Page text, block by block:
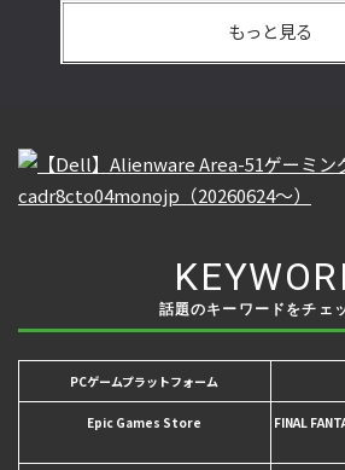
もっと見る
話題のキーワードをチェ
PCゲームプラットフォーム
Epic Games Store
FINAL